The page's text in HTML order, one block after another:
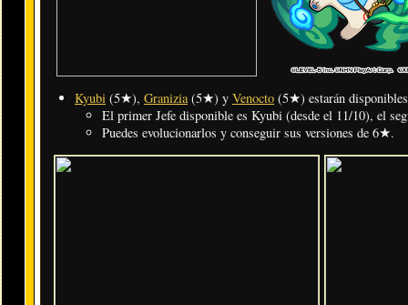
Kyubi (5★), Granizia(5★) y Venocto (5★) estarán
El primer Jefe disponible es Kyubi (desde el 11/10), el
Puedes evolucionarlos y conseguir sus versiones de 6★.